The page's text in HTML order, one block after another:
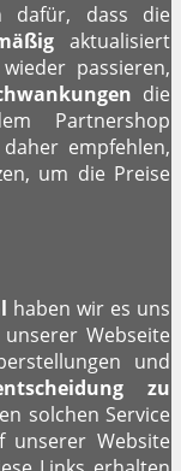
dafür, dass die
aktualisiert
passieren,
die
Partnershop
empfehlen,
um die Preise
haben wir es uns
Webseite
und
zu
solchen Service
unserer Website